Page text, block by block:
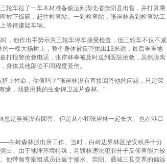
车拉了一车木材准备偷运到湖北省崇阳县出售，并打算乘
放下饭碗，赶往检查站。一到检查站，张岸林看到检查站工
等待嫌疑车辆。
他作出手势示意三轮车停车接受检查，但三轮车不仅不减
一棵大杨树上，整个身体被反弹抛出13米远，最后重重地
打报警抢救电话，张岸林幸被及时送到医院抢救，虽然脱离
身体其他部位不同程度受伤。
性命，你值吗？”张岸林没有直接回答他的问题，只是深
缘，我要用我的生命捍卫这片森林。”
是笑笑没有回答。但是从小和张岸林一起长大、也在港口
岭森林派出所工作。当时，白岭边界林区治安秩序十分
出。由于地理环境特殊，且毁林违法犯罪分子反侦查能力较
他带领专案组成员往返于修水、崇阳、通城三县交界的偏远